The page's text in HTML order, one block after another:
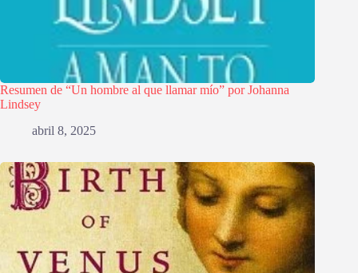
Resumen de “Un hombre al que llamar mío” por Johanna
Lindsey
abril 8, 2025